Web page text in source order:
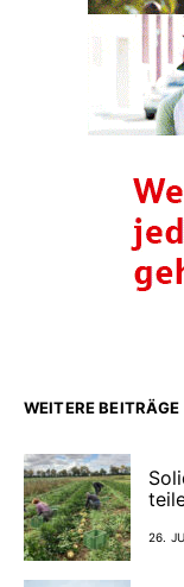
WEITERE BEITRÄGE
26.